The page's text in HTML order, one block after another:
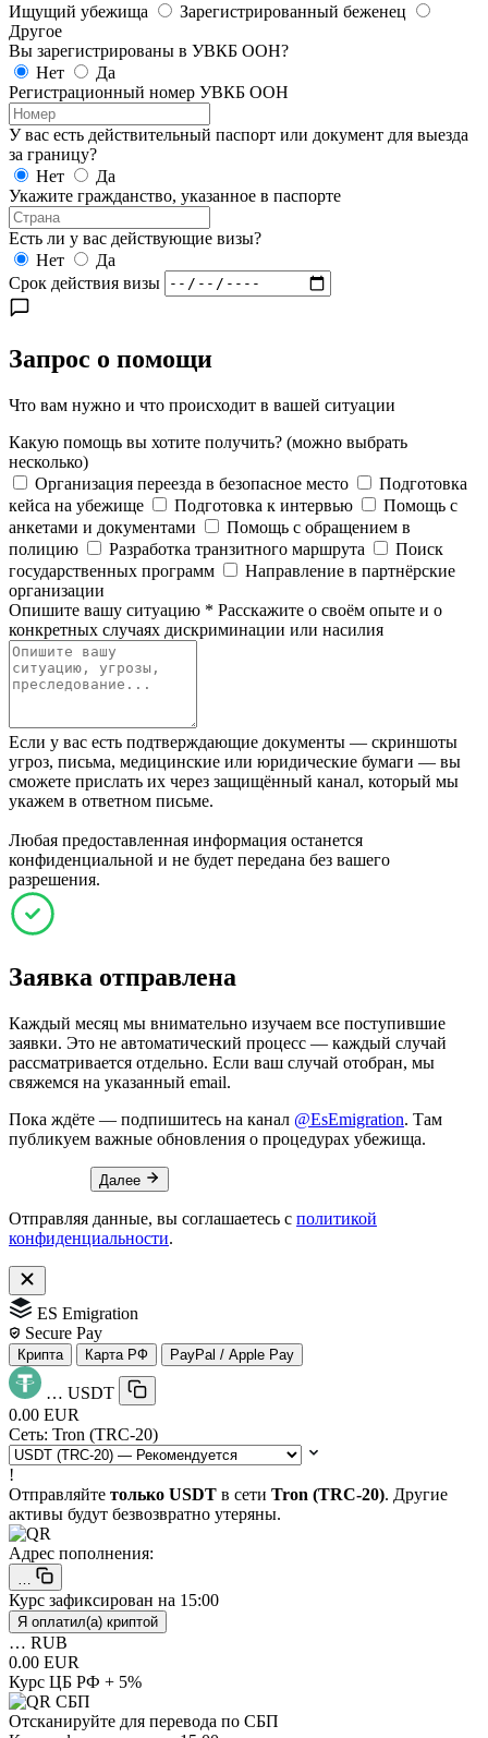
Ищущий убежища
Зарегистрированный беженец
Другое
Вы зарегистрированы в УВКБ ООН?
Нет
Да
Регистрационный номер УВКБ ООН
У вас есть действительный паспорт или документ для выезда
за границу?
Нет
Да
Укажите гражданство, указанное в паспорте
Есть ли у вас действующие визы?
Нет
Да
Срок действия визы
Запрос о помощи
Что вам нужно и что происходит в вашей ситуации
Какую помощь вы хотите получить? (можно выбрать
несколько)
Организация переезда в безопасное место
Подготовка
кейса на убежище
Подготовка к интервью
Помощь с
анкетами и документами
Помощь с обращением в
полицию
Разработка транзитного маршрута
Поиск
государственных программ
Направление в партнёрские
организации
Опишите вашу ситуацию * Расскажите о своём опыте и о
конкретных случаях дискриминации или насилия
Если у вас есть подтверждающие документы — скриншоты
угроз, письма, медицинские или юридические бумаги — вы
сможете прислать их через защищённый канал, который мы
укажем в ответном письме.
Любая предоставленная информация останется
конфиденциальной и не будет передана без вашего
разрешения.
Заявка отправлена
Каждый месяц мы внимательно изучаем все поступившие
заявки. Это не автоматический процесс — каждый случай
рассматривается отдельно. Если ваш случай отобран, мы
свяжемся на указанный email.
Пока ждёте — подпишитесь на канал @EsEmigration. Там
публикуем важные обновления о процедурах убежища.
Далее
Отправляя данные, вы соглашаетесь с политикой
конфиденциальности.
ES Emigration
Secure Pay
Крипта Карта РФ PayPal / Apple Pay
… USDT
0.00 EUR
Сеть: Tron (TRC-20)
!
Отправляйте только USDT в сети Tron (TRC-20). Другие
активы будут безвозвратно утеряны.
Адрес пополнения:
…
Курс зафиксирован на 15:00
Я оплатил(а) криптой
… RUB
0.00 EUR
Курс ЦБ РФ + 5%
Отсканируйте для перевода по СБП